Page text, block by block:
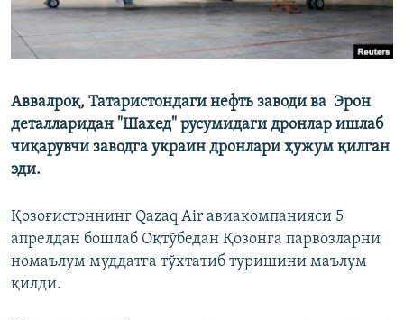
Аввалроқ, Татаристондаги нефть заводи ва Эрон
деталларидан "Шахед" русумидаги дронлар ишлаб
чиқарувчи заводга украин дронлари ҳужум қилган
эди.
Қозоғистоннинг Qazaq Air авиакомпанияси 5
апрелдан бошлаб Оқтўбедан Қозонга парвозларни
номаълум муддатга тўхтатиб туришини маълум
қилди.